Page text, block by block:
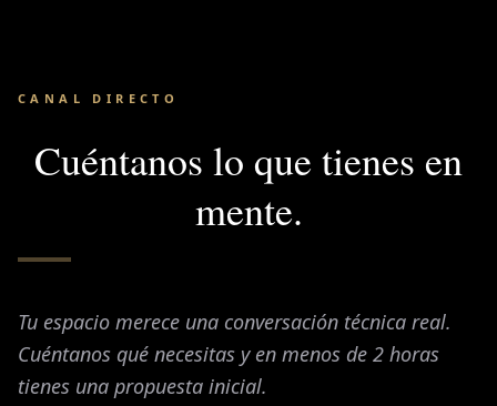
CANAL DIRECTO
Cuéntanos lo que tienes en
mente.
Tu espacio merece una conversación técnica real.
Cuéntanos qué necesitas y en menos de 2 horas
tienes una propuesta inicial.